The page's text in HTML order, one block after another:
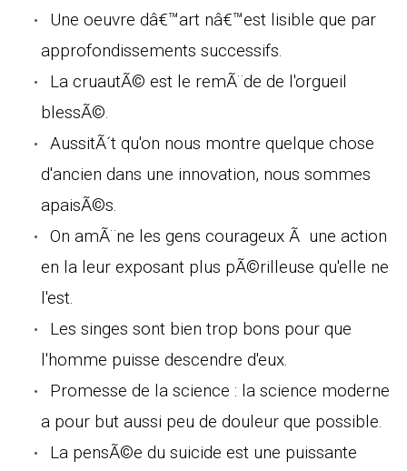
Une oeuvre dâ€™art nâ€™est lisible que par
approfondissements successifs.
La cruautÃ© est le remÃ¨de de l'orgueil
blessÃ©.
AussitÃ´t qu'on nous montre quelque chose
d'ancien dans une innovation, nous sommes
apaisÃ©s.
On amÃ¨ne les gens courageux Ã une action
en la leur exposant plus pÃ©rilleuse qu'elle ne
l'est.
Les singes sont bien trop bons pour que
l'homme puisse descendre d'eux.
Promesse de la science : la science moderne
a pour but aussi peu de douleur que possible.
La pensÃ©e du suicide est une puissante